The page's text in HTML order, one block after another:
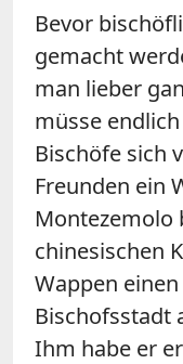
Bevor
gemacht
man lieber
müsse
Bischöfe sich
Freunden ein
Montezemolo
chinesischen
Wappen
Bischofsstadt
Ihm habe er